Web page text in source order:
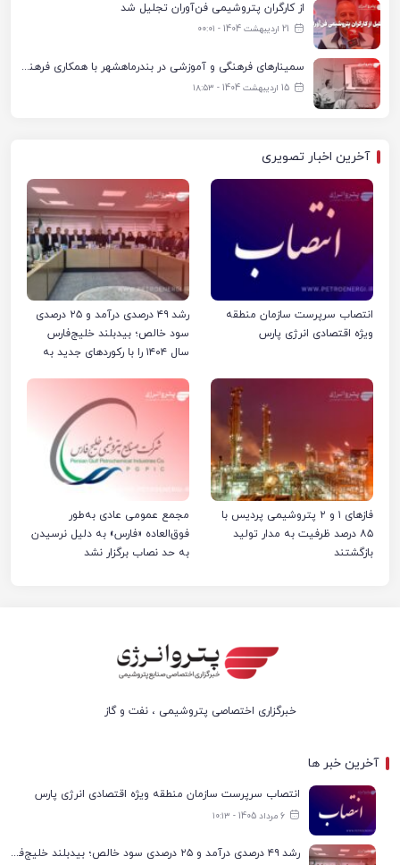
از کارگران پتروشیمی فن‌آوران تجلیل شد
21 اردیبهشت 1404 - ۰۰:۰۱
سمینارهای فرهنگی و آموزشی در بندرماهشهر با همکاری فرهنگ‌سرای پتروشیمی مارون
15 اردیبهشت 1404 - ۱۸:۵۳
آخرین اخبار تصویری
انتصاب سرپرست سازمان منطقه
ویژه اقتصادی انرژی پارس
رشد ۴۹ درصدی درآمد و ۲۵ درصدی
سود خالص؛ بیدبلند خلیج‌فارس
سال ۱۴۰۴ را با رکوردهای جدید به
فازهای ۱ و ۲ پتروشیمی پردیس با
۸۵ درصد ظرفیت به مدار تولید
بازگشتند
مجمع عمومی عادی به‌طور
فوق‌العاده «فارس» به دلیل نرسیدن
به حد نصاب برگزار نشد
خبرگزاری اختصاصی پتروشیمی ، نفت و گاز
آخرین خبر ها
انتصاب سرپرست سازمان منطقه ویژه اقتصادی انرژی پارس
6 مرداد 1405 - ۱۰:۱۳
رشد ۴۹ درصدی درآمد و ۲۵ درصدی سود خالص؛ بیدبلند خلیج‌فارس سال ۱۴۰۴ را با رکوردهای جدید به پایان رساند